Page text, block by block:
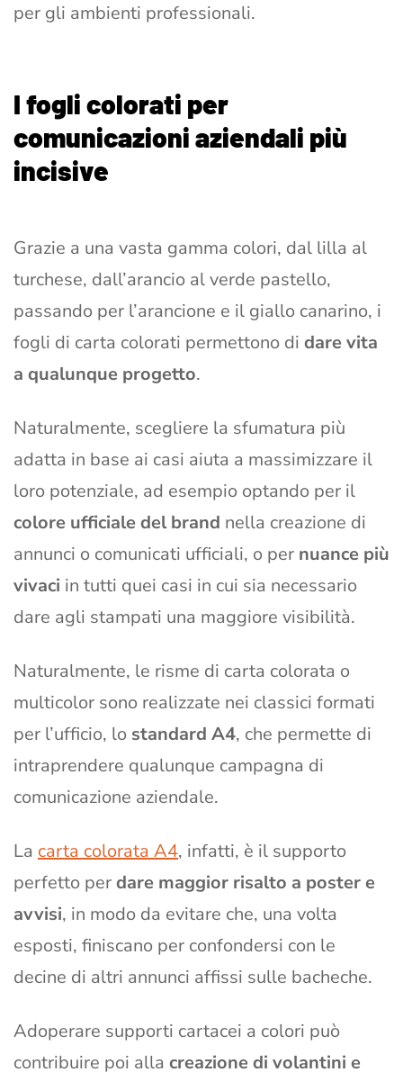
per gli ambienti professionali.
I fogli colorati per
comunicazioni aziendali più
incisive
Grazie a una vasta gamma colori, dal lilla al
turchese, dall’arancio al verde pastello,
passando per l’arancione e il giallo canarino, i
fogli di carta colorati permettono di dare vita
a qualunque progetto.
Naturalmente, scegliere la sfumatura più
adatta in base ai casi aiuta a massimizzare il
loro potenziale, ad esempio optando per il
colore ufficiale del brand nella creazione di
annunci o comunicati ufficiali, o per nuance più
vivaci in tutti quei casi in cui sia necessario
dare agli stampati una maggiore visibilità.
Naturalmente, le risme di carta colorata o
multicolor sono realizzate nei classici formati
per l’ufficio, lo standard A4, che permette di
intraprendere qualunque campagna di
comunicazione aziendale.
La carta colorata A4, infatti, è il supporto
perfetto perdare maggior risalto a poster e
avvisi, in modo da evitare che, una volta
esposti, finiscano per confondersi con le
decine di altri annunci affissi sulle bacheche.
Adoperare supporti cartacei a colori può
contribuire poi alla creazione di volantini e